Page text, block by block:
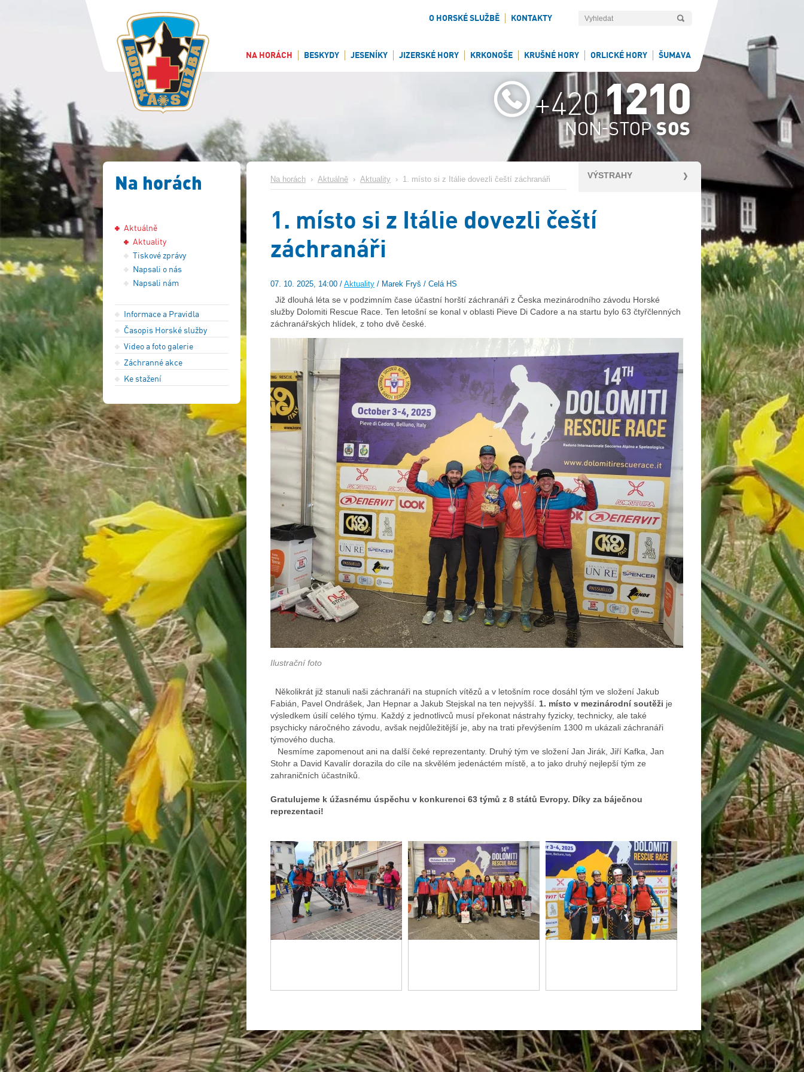
O HORSKÉ SLUŽBĚ KONTAKTY
NA HORÁCH BESKYDY JESENÍKY JIZERSKÉ HORY KRKONOŠE KRUŠNÉ HORY ORLICKÉ HORY ŠUMAVA
Na horách
Aktuálně
Aktuality
Tiskové zprávy
Napsali o nás
Napsali nám
Informace a Pravidla
Časopis Horské služby
Video a foto galerie
Záchranné akce
Ke stažení
VÝSTRAHY
Na horách › Aktuálně › Aktuality › 1. místo si z Itálie dovezli čeští záchranáři
1. místo si z Itálie dovezli čeští
záchranáři
07. 10. 2025, 14:00 / Aktuality / Marek Fryš / Celá HS
Již dlouhá léta se v podzimním čase účastní horští záchranáři z Česka mezinárodního závodu Horské
služby Dolomiti Rescue Race. Ten letošní se konal v oblasti Pieve Di Cadore a na startu bylo 63 čtyřčlenných
záchranářských hlídek, z toho dvě české.
Ilustrační foto
Několikrát již stanuli naši záchranáři na stupních vítězů a v letošním roce dosáhl tým ve složení Jakub
Fabián, Pavel Ondrášek, Jan Hepnar a Jakub Stejskal na ten nejvyšší. 1. místo v mezinárodní soutěži je
výsledkem úsilí celého týmu. Každý z jednotlivců musí překonat nástrahy fyzicky, technicky, ale také
psychicky náročného závodu, avšak nejdůležitější je, aby na trati převýšením 1300 m ukázali záchranáři
týmového ducha.
Nesmíme zapomenout ani na další čeké reprezentanty. Druhý tým ve složení Jan Jirák, Jiří Kafka, Jan
Stohr a David Kavalír dorazila do cíle na skvělém jedenáctém místě, a to jako druhý nejlepší tým ze
zahraničních účastníků.
Gratulujeme k úžasnému úspěchu v konkurenci 63 týmů z 8 států Evropy. Díky za báječnou
reprezentaci!